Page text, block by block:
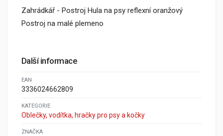
Zahrádkář - Postroj Hula na psy reflexní oranžový
Postroj na malé plemeno
Další informace
EAN
3336024662809
KATEGORIE
Oblečky, vodítka, hračky pro psy a kočky
ZNAČKA